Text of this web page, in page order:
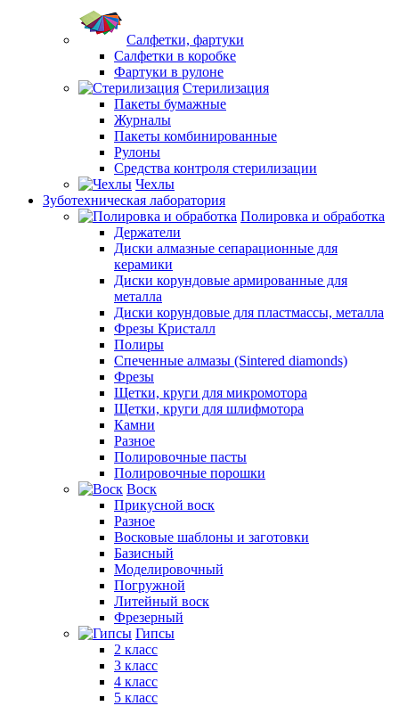
Салфетки, фартуки
Салфетки в коробке
Фартуки в рулоне
Стерилизация
Пакеты бумажные
Журналы
Пакеты комбинированные
Рулоны
Средства контроля стерилизации
Чехлы
Зуботехническая лаборатория
Полировка и обработка
Держатели
Диски алмазные сепарационные для
керамики
Диски корундовые армированные для
металла
Диски корундовые для пластмассы, металла
Фрезы Кристалл
Полиры
Спеченные алмазы (Sintered diamonds)
Фрезы
Щетки, круги для микромотора
Щетки, круги для шлифмотора
Камни
Разное
Полировочные пасты
Полировочные порошки
Воск
Прикусной воск
Разное
Восковые шаблоны и заготовки
Базисный
Моделировочный
Погружной
Литейный воск
Фрезерный
Гипсы
2 класс
3 класс
4 класс
5 класс